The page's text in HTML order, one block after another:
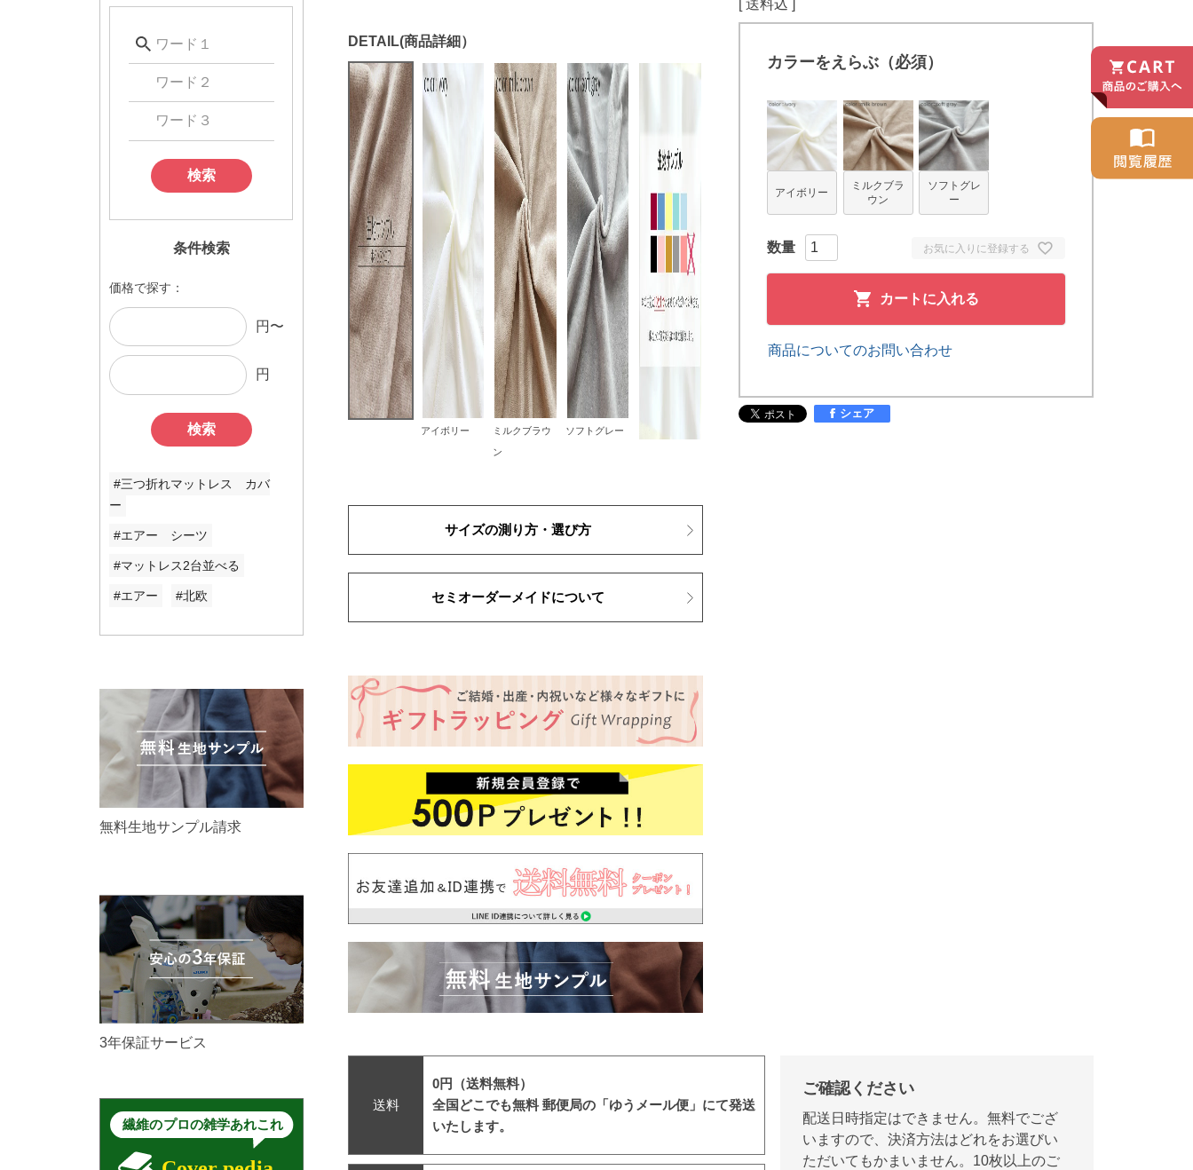
検索
条件検索
価格で探す：
円〜
円
検索
#三つ折れマットレス カバ
ー
#エアー シーツ
#マットレス2台並べる
#エアー #北欧
無料生地サンプル請求
3年保証サービス
アイボリー
ミルクブラウ
ン
ソフトグレー
サイズの測り方・選び方
セミオーダーメイドについて
送料込
カラーをえらぶ（必須）
アイボリー
ミルクブラ
ウン
ソフトグレ
ー
お気に入りに登録する
カートに入れる
商品についてのお問い合わせ
シェア
送料
0円（送料無料）
全国どこでも無料 郵便局の「ゆうメール便」にて発送
いたします。
ご確認ください
配送日時指定はできません。無料でござ
いますので、決済方法はどれをお選びい
ただいてもかまいません。10枚以上のご